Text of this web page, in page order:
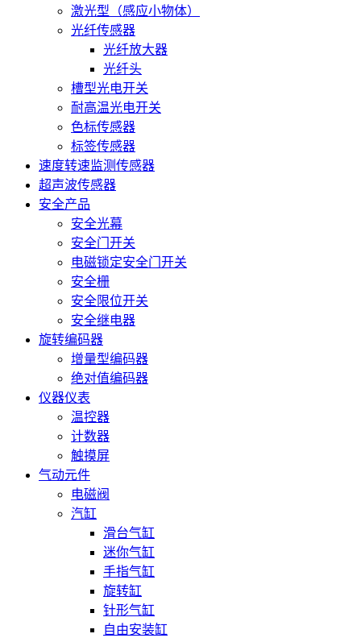
激光型（感应小物体）
光纤传感器
光纤放大器
光纤头
槽型光电开关
耐高温光电开关
色标传感器
标签传感器
速度转速监测传感器
超声波传感器
安全产品
安全光幕
安全门开关
电磁锁定安全门开关
安全栅
安全限位开关
安全继电器
旋转编码器
增量型编码器
绝对值编码器
仪器仪表
温控器
计数器
触摸屏
气动元件
电磁阀
汽缸
滑台气缸
迷你气缸
手指气缸
旋转缸
针形气缸
自由安装缸